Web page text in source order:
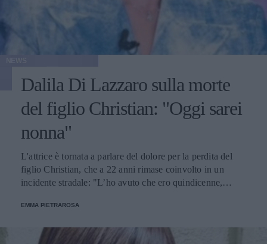
Dalila Di Lazzaro sulla morte
del figlio Christian: "Oggi sarei
nonna"
L'attrice è tornata a parlare del dolore per la perdita del
figlio Christian, che a 22 anni rimase coinvolto in un
incidente stradale: "L’ho avuto che ero quindicenne,
EMMA PIETRAROSA